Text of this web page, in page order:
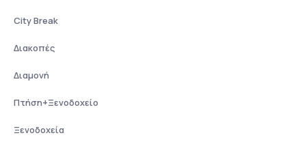
City Break
Διακοπές
Διαμονή
Πτήση+Ξενοδοχείο
Ξενοδοχεία